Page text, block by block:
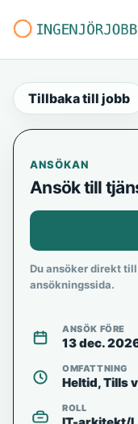
Tillbaka till jobb
ANSÖKAN
Ansök till
Du ansöker direkt
ansökningssida.
ANSÖK FÖRE
13 dec.
OMFATTNING
Heltid, Tills
ROLL